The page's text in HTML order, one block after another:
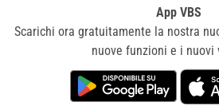
App VBS
Scarichi ora gratuitamente la nostra
nuove funzioni e i nuovi